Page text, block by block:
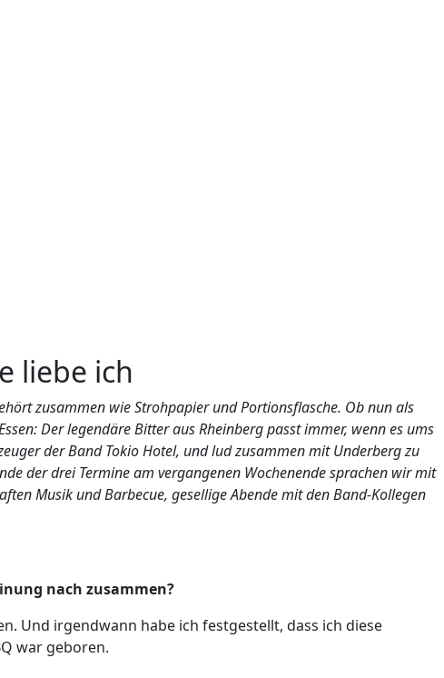
liebe ich
zusammen wie Strohpapier und Portionsflasche. Ob nun als
Der legendäre Bitter aus Rheinberg passt immer, wenn es ums
der Band Tokio Hotel, und lud zusammen mit Underberg zu
der drei Termine am vergangenen Wochenende sprachen wir mit
Musik und Barbecue, gesellige Abende mit den Band-Kollegen
nach zusammen?
Und irgendwann habe ich festgestellt, dass ich diese
war geboren.